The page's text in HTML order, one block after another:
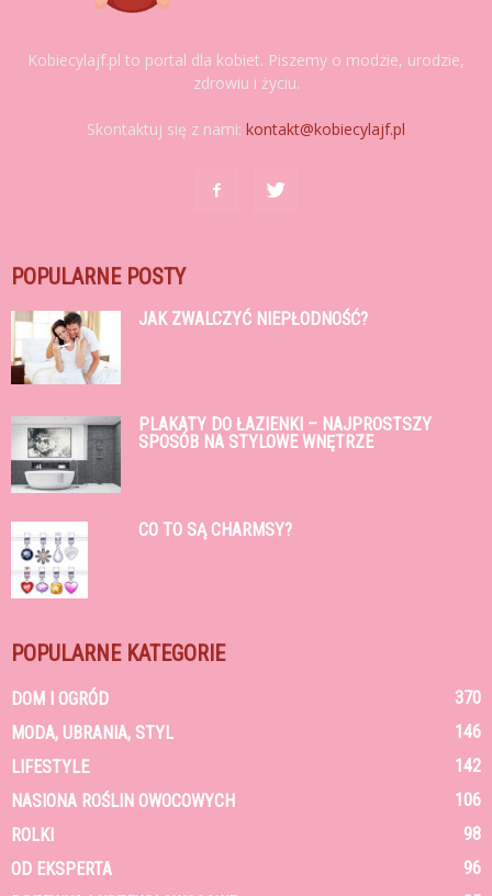
Kobiecylajf.pl to portal dla kobiet. Piszemy o modzie, urodzie,
zdrowiu i życiu.
Skontaktuj się z nami: kontakt@kobiecylajf.pl
POPULARNE POSTY
JAK ZWALCZYĆ NIEPŁODNOŚĆ?
PLAKATY DO ŁAZIENKI – NAJPROSTSZY
SPOSÓB NA STYLOWE WNĘTRZE
CO TO SĄ CHARMSY?
POPULARNE KATEGORIE
DOM I OGRÓD
370
MODA, UBRANIA, STYL
146
LIFESTYLE
142
NASIONA ROŚLIN OWOCOWYCH
106
ROLKI
98
OD EKSPERTA
96